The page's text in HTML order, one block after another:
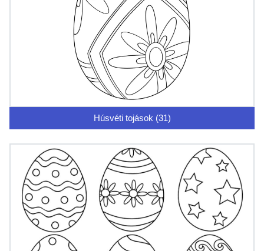
Húsvéti tojások (31)